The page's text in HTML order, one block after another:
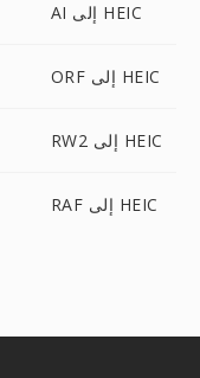
AI إلى HEIC
ORF إلى HEIC
RW2 إلى HEIC
RAF إلى HEIC